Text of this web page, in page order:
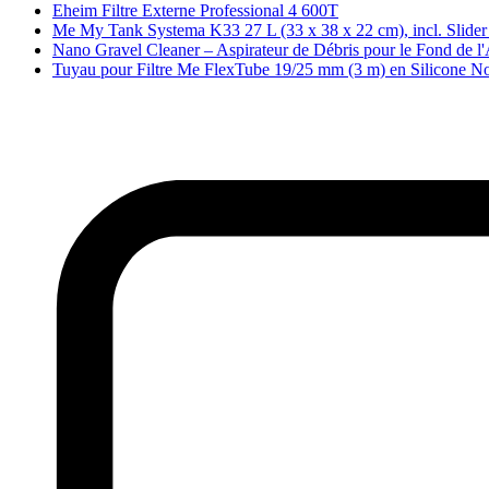
Eheim Filtre Externe Professional 4 600T
Me My Tank Systema K33 27 L (33 x 38 x 22 cm), incl.
Nano Gravel Cleaner – Aspirateur de Débris pour le Fond de
Tuyau pour Filtre Me FlexTube 19/25 mm (3 m) en Silicone